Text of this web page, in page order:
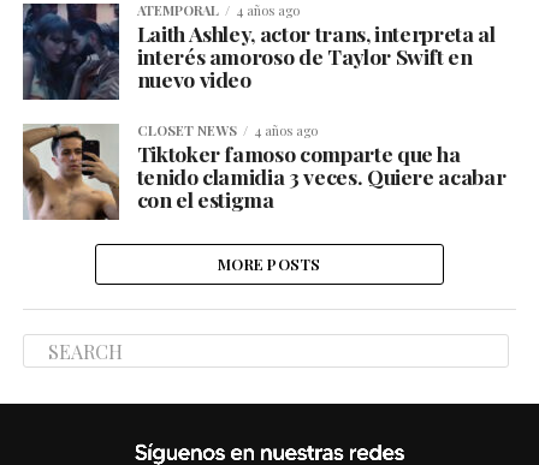
ATEMPORAL 4 años ago
Laith Ashley, actor trans, interpreta al
interés amoroso de Taylor Swift en
nuevo video
CLOSET NEWS 4 años ago
Tiktoker famoso comparte que ha
tenido clamidia 3 veces. Quiere acabar
con el estigma
MORE POSTS